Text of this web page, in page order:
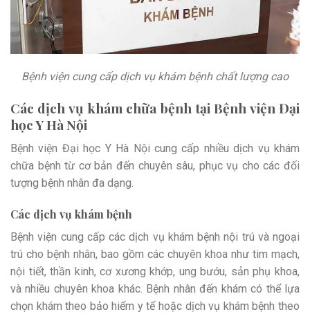
Bệnh viện cung cấp dịch vụ khám bệnh chất lượng cao
Các dịch vụ khám chữa bệnh tại Bệnh viện Đại
học Y Hà Nội
Bệnh viện Đại học Y Hà Nội cung cấp nhiều dịch vụ khám
chữa bệnh từ cơ bản đến chuyên sâu, phục vụ cho các đối
tượng bệnh nhân đa dạng.
Các dịch vụ khám bệnh
Bệnh viện cung cấp các dịch vụ khám bệnh nội trú và ngoại
trú cho bệnh nhân, bao gồm các chuyên khoa như tim mạch,
nội tiết, thần kinh, cơ xương khớp, ung bướu, sản phụ khoa,
và nhiều chuyên khoa khác. Bệnh nhân đến khám có thể lựa
chọn khám theo bảo hiểm y tế hoặc dịch vụ khám bệnh theo